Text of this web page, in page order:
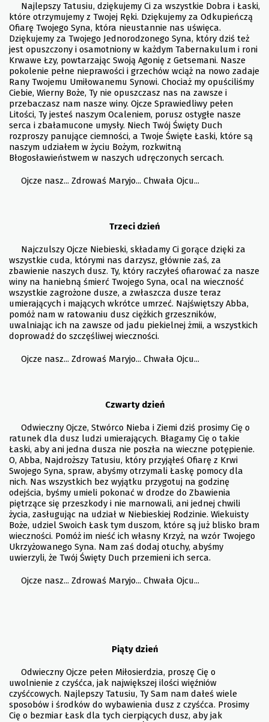
Najlepszy Tatusiu, dziękujemy Ci za wszystkie Dobra i Łaski,
które otrzymujemy z Twojej Ręki. Dziękujemy za Odkupieńczą
Ofiarę Twojego Syna, która nieustannie nas uświęca.
Dziękujemy za Twojego Jednorodzonego Syna, który dziś też
jest opuszczony i osamotniony w każdym Tabernakulum i roni
Krwawe Łzy, powtarzając Swoją Agonię z Getsemani. Nasze
pokolenie pełne nieprawości i grzechów wciąż na nowo zadaje
Rany Twojemu Umiłowanemu Synowi. Chociaż my opuściliśmy
Ciebie, Wierny Boże, Ty nie opuszczasz nas na zawsze i
przebaczasz nam nasze winy. Ojcze Sprawiedliwy pełen
Litości, Ty jesteś naszym Ocaleniem, porusz ostygłe nasze
serca i zbałamucone umysły. Niech Twój Święty Duch
rozproszy panujące ciemności, a Twoje Święte Łaski, które są
naszym udziałem w życiu Bożym, rozkwitną
Błogosławieństwem w naszych udręczonych sercach.
Ojcze nasz... Zdrowaś Maryjo... Chwała Ojcu...
Trzeci dzień
Najczulszy Ojcze Niebieski, składamy Ci gorące dzięki za
wszystkie cuda, którymi nas darzysz, głównie zaś, za
zbawienie naszych dusz. Ty, który raczyłeś ofiarować za nasze
winy na haniebną śmierć Twojego Syna, ocal na wieczność
wszystkie zagrożone dusze, a zwłaszcza dusze teraz
umierających i mających wkrótce umrzeć. Najświętszy Abba,
pomóż nam w ratowaniu dusz ciężkich grzeszników,
uwalniając ich na zawsze od jadu piekielnej żmii, a wszystkich
doprowadź do szczęśliwej wieczności.
Ojcze nasz... Zdrowaś Maryjo... Chwała Ojcu...
Czwarty dzień
Odwieczny Ojcze, Stwórco Nieba i Ziemi dziś prosimy Cię o
ratunek dla dusz ludzi umierających. Błagamy Cię o takie
Łaski, aby ani jedna dusza nie poszła na wieczne potępienie.
O, Abba, Najdroższy Tatusiu, który przyjąłeś Ofiarę z Krwi
Swojego Syna, spraw, abyśmy otrzymali Łaskę pomocy dla
nich. Nas wszystkich bez wyjątku przygotuj na godzinę
odejścia, byśmy umieli pokonać w drodze do Zbawienia
piętrzące się przeszkody i nie marnowali, ani jednej chwili
życia, zasługując na udział w Niebieskiej Rodzinie. Wiekuisty
Boże, udziel Swoich Łask tym duszom, które są już blisko bram
wieczności. Pomóż im nieść ich własny Krzyż, na wzór Twojego
Ukrzyżowanego Syna. Nam zaś dodaj otuchy, abyśmy
uwierzyli, że Twój Święty Duch przemieni ich serca.
Ojcze nasz... Zdrowaś Maryjo... Chwała Ojcu...
Piąty dzień
Odwieczny Ojcze pełen Miłosierdzia, proszę Cię o
uwolnienie z czyśćca, jak największej ilości więźniów
czyśćcowych. Najlepszy Tatusiu, Ty Sam nam dałeś wiele
sposobów i środków do wybawienia dusz z czyśćca. Prosimy
Cię o bezmiar Łask dla tych cierpiących dusz, aby jak